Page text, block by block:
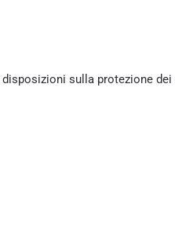
disposizioni sulla protezione dei